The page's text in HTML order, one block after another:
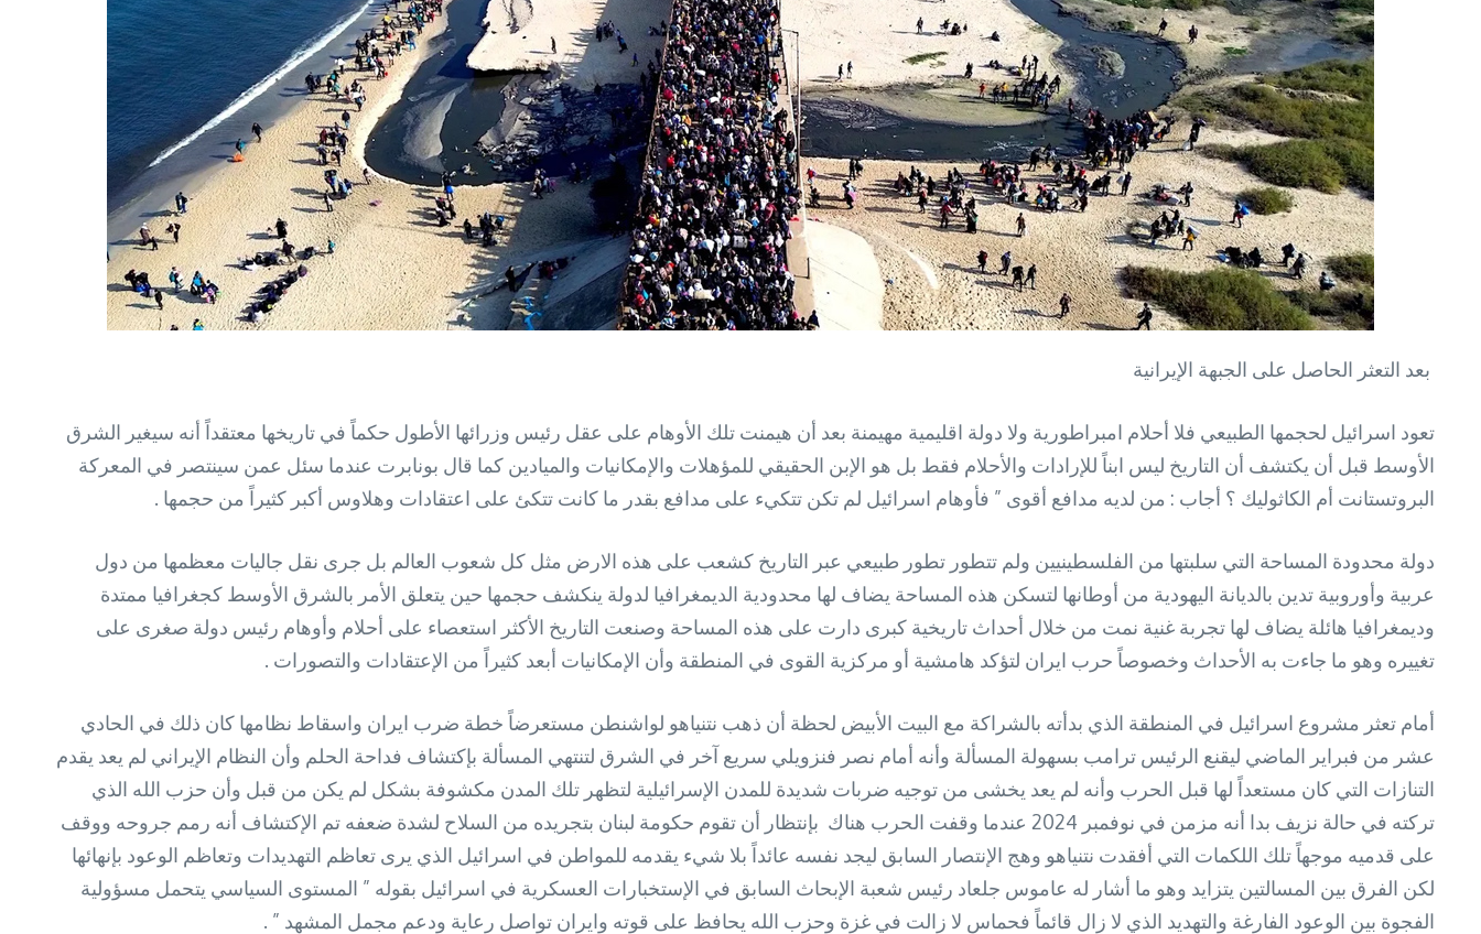
بعد التعثر الحاصل على الجبهة الإيرانية
تعود اسرائيل لحجمها الطبيعي فلا أحلام امبراطورية ولا دولة اقليمية مهيمنة بعد أن هيمنت تلك الأوهام على عقل رئيس وزرائها الأطول حكماً في تاريخها معتقداً أنه سيغير الشرق
الأوسط قبل أن يكتشف أن التاريخ ليس ابناً للإرادات والأحلام فقط بل هو الإبن الحقيقي للمؤهلات والإمكانيات والميادين كما قال بونابرت عندما سئل عمن سينتصر في المعركة
البروتستانت أم الكاثوليك ؟ أجاب : من لديه مدافع أقوى ” فأوهام اسرائيل لم تكن تتكيء على مدافع بقدر ما كانت تتكئ على اعتقادات وهلاوس أكبر كثيراً من حجمها .
دولة محدودة المساحة التي سلبتها من الفلسطينيين ولم تتطور تطور طبيعي عبر التاريخ كشعب على هذه الارض مثل كل شعوب العالم بل جرى نقل جاليات معظمها من دول
عربية وأوروبية تدين بالديانة اليهودية من أوطانها لتسكن هذه المساحة يضاف لها محدودية الديمغرافيا لدولة ينكشف حجمها حين يتعلق الأمر بالشرق الأوسط كجغرافيا ممتدة
وديمغرافيا هائلة يضاف لها تجربة غنية نمت من خلال أحداث تاريخية كبرى دارت على هذه المساحة وصنعت التاريخ الأكثر استعصاء على أحلام وأوهام رئيس دولة صغرى على
تغييره وهو ما جاءت به الأحداث وخصوصاً حرب ايران لتؤكد هامشية أو مركزية القوى في المنطقة وأن الإمكانيات أبعد كثيراً من الإعتقادات والتصورات .
أمام تعثر مشروع اسرائيل في المنطقة الذي بدأته بالشراكة مع البيت الأبيض لحظة أن ذهب نتنياهو لواشنطن مستعرضاً خطة ضرب ايران واسقاط نظامها كان ذلك في الحادي
عشر من فبراير الماضي ليقنع الرئيس ترامب بسهولة المسألة وأنه أمام نصر فنزويلي سريع آخر في الشرق لتنتهي المسألة بإكتشاف فداحة الحلم وأن النظام الإيراني لم يعد يقدم
التنازات التي كان مستعداً لها قبل الحرب وأنه لم يعد يخشى من توجيه ضربات شديدة للمدن الإسرائيلية لتظهر تلك المدن مكشوفة بشكل لم يكن من قبل وأن حزب الله الذي
تركته في حالة نزيف بدا أنه مزمن في نوفمبر 2024 عندما وقفت الحرب هناك بإنتظار أن تقوم حكومة لبنان بتجريده من السلاح لشدة ضعفه تم الإكتشاف أنه رمم جروحه ووقف
على قدميه موجهاً تلك اللكمات التي أفقدت نتنياهو وهج الإنتصار السابق ليجد نفسه عائداً بلا شيء يقدمه للمواطن في اسرائيل الذي يرى تعاظم التهديدات وتعاظم الوعود بإنهائها
لكن الفرق بين المسالتين يتزايد وهو ما أشار له عاموس جلعاد رئيس شعبة الإبحاث السابق في الإستخبارات العسكرية في اسرائيل بقوله ” المستوى السياسي يتحمل مسؤولية
الفجوة بين الوعود الفارغة والتهديد الذي لا زال قائماً فحماس لا زالت في غزة وحزب الله يحافظ على قوته وايران تواصل رعاية ودعم مجمل المشهد ” .